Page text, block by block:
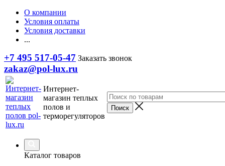
О компании
Условия оплаты
Условия доставки
...
+7 495 517-05-47 Заказать звонок
zakaz@pol-lux.ru
Интернет-
магазин теплых
полов и
терморегуляторов
Каталог товаров